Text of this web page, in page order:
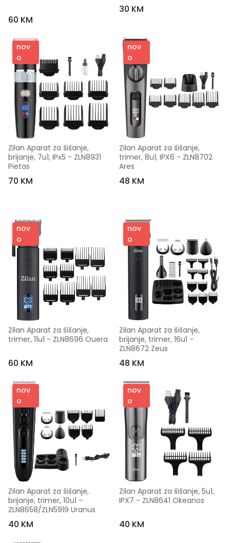
60 KM
30 KM
nov
o
Zilan Aparat za šišanje,
brijanje, 7u1, IPx5 - ZLN8931
Pietas
70 KM
nov
o
Zilan Aparat za šišanje,
trimer, 8u1, IPX6 - ZLN8702
Ares
48 KM
nov
o
Zilan Aparat za šišanje,
trimer, 11u1 - ZLN8696 Ouera
60 KM
nov
o
Zilan Aparat za šišanje,
brijanje, trimer, 16u1 -
ZLN8672 Zeus
48 KM
nov
o
Zilan Aparat za šišanje,
brijanje, trimer, 10u1 -
ZLN8658/ZLN5919 Uranus
40 KM
nov
o
Zilan Aparat za šišanje, 5u1,
IPX7 - ZLN8641 Okeanos
40 KM